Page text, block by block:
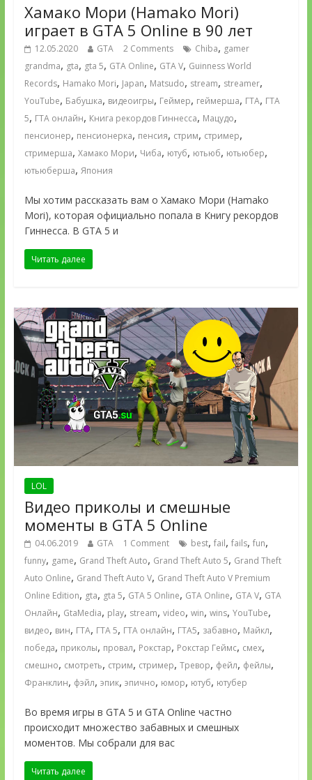
Хамако Мори (Hamako Mori)
играет в GTA 5 Online в 90 лет
12.05.2020 GTA 2 Comments Chiba, gamer
grandma, gta, gta 5, GTA Online, GTA V, Guinness World
Records, Hamako Mori, Japan, Matsudo, stream, streamer,
YouTube, Бабушка, видеоигры, Геймер, геймерша, ГТА, ГТА
5, ГТА онлайн, Книга рекордов Гиннесса, Мацудо,
пенсионер, пенсионерка, пенсия, стрим, стример,
стримерша, Хамако Мори, Чиба, ютуб, ютьюб, ютьюбер,
ютьюберша, Япония
Мы хотим рассказать вам о Хамако Мори (Hamako
Mori), которая официально попала в Книгу рекордов
Гиннесса. В GTA 5 и
Читать далее
LOL
Видео приколы и смешные
моменты в GTA 5 Online
04.06.2019 GTA 1 Comment best, fail, fails, fun,
funny, game, Grand Theft Auto, Grand Theft Auto 5, Grand Theft
Auto Online, Grand Theft Auto V, Grand Theft Auto V Premium
Online Edition, gta, gta 5, GTA 5 Online, GTA Online, GTA V, GTA
Онлайн, GtaMedia, play, stream, video, win, wins, YouTube,
видео, вин, ГТА, ГТА 5, ГТА онлайн, ГТА5, забавно, Майкл,
победа, приколы, провал, Рокстар, Рокстар Геймс, смех,
смешно, смотреть, стрим, стример, Тревор, фейл, фейлы,
Франклин, фэйл, эпик, эпично, юмор, ютуб, ютубер
Во время игры в GTA 5 и GTA Online частно
происходит множество забавных и смешных
моментов. Мы собрали для вас
Читать далее